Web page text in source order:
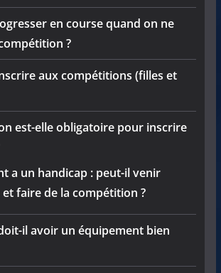
en course quand on ne
?
aux compétitions (filles et
est-elle obligatoire pour inscrire
a un handicap : peut-il venir
et faire de la compétition ?
il avoir un équipement bien